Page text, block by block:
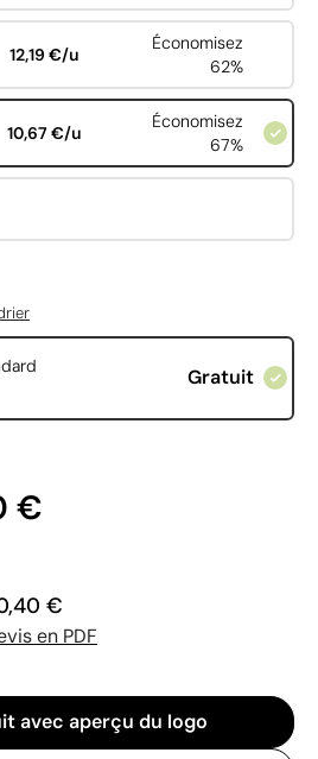
12,19 €/u
Économisez
62%
10,67 €/u
Économisez
67%
Gratuit
€
€
en PDF
avec aperçu du logo